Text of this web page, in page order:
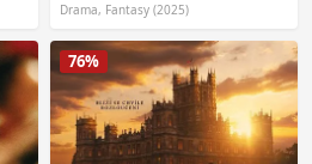
Drama, Fantasy (2025)
76%